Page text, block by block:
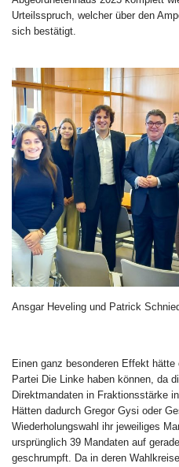
Urteilsspruch, welcher über den
sich bestätigt.
Ansgar Heveling und Patrick
Einen ganz besonderen Effekt
Partei Die Linke haben können, da
Direktmandaten in Fraktionsstärke
Hätten dadurch Gregor Gysi oder
Wiederholungswahl ihr jeweiliges
ursprünglich 39 Mandaten auf
geschrumpft. Da in deren